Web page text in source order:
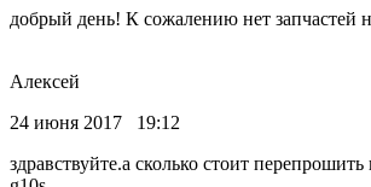
добрый день! К сожалению нет запчастей
Алексей
24 июня 2017 19:12
здравствуйте.а сколько стоит